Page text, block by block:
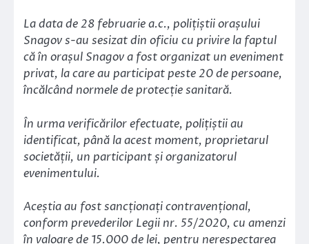
La data de 28 februarie a.c., polițiștii orașului
Snagov s-au sesizat din oficiu cu privire la faptul
că în orașul Snagov a fost organizat un eveniment
privat, la care au participat peste 20 de persoane,
încălcând normele de protecție sanitară.
În urma verificărilor efectuate, polițiștii au
identificat, până la acest moment, proprietarul
societății, un participant și organizatorul
evenimentului.
Aceștia au fost sancționați contravențional,
conform prevederilor Legii nr. 55/2020, cu amenzi
în valoare de 15.000 de lei, pentru nerespectarea